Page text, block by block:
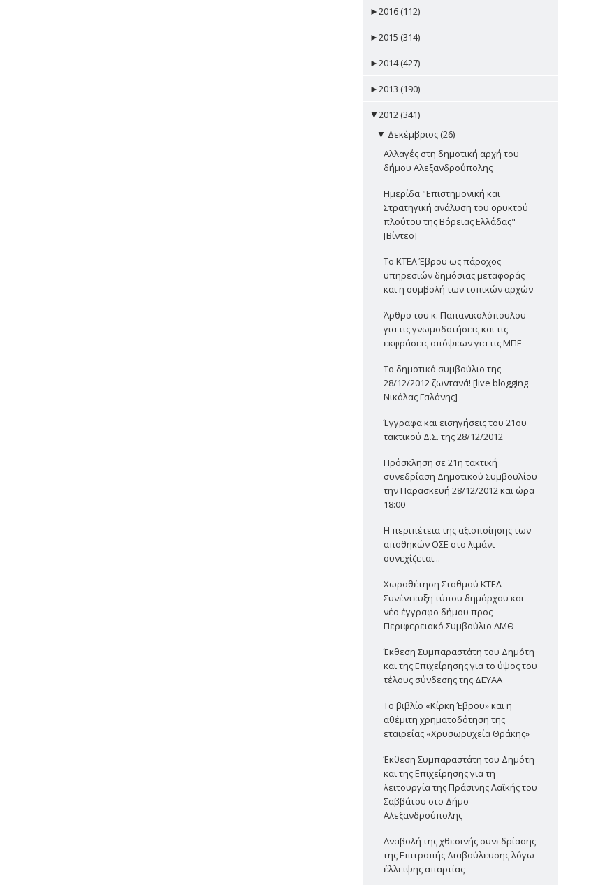
►2016 (112)
►2015 (314)
►2014 (427)
►2013 (190)
▼2012 (341)
▼ Δεκέμβριος (26)
Αλλαγές στη δημοτική αρχή του
δήμου Αλεξανδρούπολης
Ημερίδα "Επιστημονική και
Στρατηγική ανάλυση του ορυκτού
πλούτου της Βόρειας Ελλάδας"
[Βίντεο]
Το ΚΤΕΛ Έβρου ως πάροχος
υπηρεσιών δημόσιας μεταφοράς
και η συμβολή των τοπικών αρχών
Άρθρο του κ. Παπανικολόπουλου
για τις γνωμοδοτήσεις και τις
εκφράσεις απόψεων για τις ΜΠΕ
Το δημοτικό συμβούλιο της
28/12/2012 ζωντανά! [live blogging
Νικόλας Γαλάνης]
Έγγραφα και εισηγήσεις του 21ου
τακτικού Δ.Σ. της 28/12/2012
Πρόσκληση σε 21η τακτική
συνεδρίαση Δημοτικού Συμβουλίου
την Παρασκευή 28/12/2012 και ώρα
18:00
Η περιπέτεια της αξιοποίησης των
αποθηκών ΟΣΕ στο λιμάνι
συνεχίζεται...
Χωροθέτηση Σταθμού ΚΤΕΛ -
Συνέντευξη τύπου δημάρχου και
νέο έγγραφο δήμου προς
Περιφερειακό Συμβούλιο ΑΜΘ
Έκθεση Συμπαραστάτη του Δημότη
και της Επιχείρησης για το ύψος του
τέλους σύνδεσης της ΔΕΥΑΑ
Το βιβλίο «Κίρκη Έβρου» και η
αθέμιτη χρηματοδότηση της
εταιρείας «Χρυσωρυχεία Θράκης»
Έκθεση Συμπαραστάτη του Δημότη
και της Επιχείρησης για τη
λειτουργία της Πράσινης Λαϊκής του
Σαββάτου στο Δήμο
Αλεξανδρούπολης
Αναβολή της χθεσινής συνεδρίασης
της Επιτροπής Διαβούλευσης λόγω
έλλειψης απαρτίας